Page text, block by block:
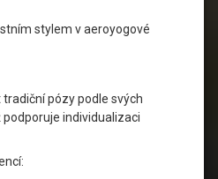
stylem v aeroyogové
pózy podle svých
individualizaci